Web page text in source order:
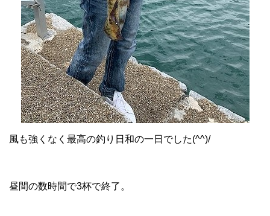
風も強くなく最高の釣り日和の一日でした(^^)/
昼間の数時間で3杯で終了。